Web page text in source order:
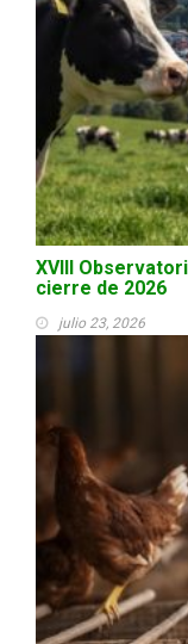
XVIII
cierre de 2026
julio 23, 2026